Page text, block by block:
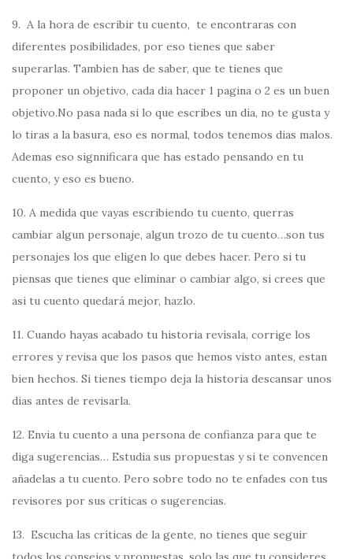
9. A la hora de escribir tu cuento, te encontraras con
diferentes posibilidades, por eso tienes que saber
superarlas. Tambien has de saber, que te tienes que
proponer un objetivo, cada dia hacer 1 pagina o 2 es un buen
objetivo.No pasa nada si lo que escribes un dia, no te gusta y
lo tiras a la basura, eso es normal, todos tenemos dias malos.
Ademas eso signnificara que has estado pensando en tu
cuento, y eso es bueno.
10. A medida que vayas escribiendo tu cuento, querras
cambiar algun personaje, algun trozo de tu cuento…son tus
personajes los que eligen lo que debes hacer. Pero si tu
piensas que tienes que eliminar o cambiar algo, si crees que
asi tu cuento quedará mejor, hazlo.
11. Cuando hayas acabado tu historia revísala, corrige los
errores y revisa que los pasos que hemos visto antes, estan
bien hechos. Si tienes tiempo deja la historia descansar unos
dias antes de revisarla.
12. Envia tu cuento a una persona de confianza para que te
diga sugerencias… Estudia sus propuestas y si te convencen
añadelas a tu cuento. Pero sobre todo no te enfades con tus
revisores por sus críticas o sugerencias.
13. Escucha las críticas de la gente, no tienes que seguir